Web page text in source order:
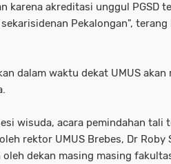
karena akreditasi unggul PGSD
Pekalongan", terang
dalam waktu dekat UMUS akan
wisuda, acara pemindahan tali
rektor UMUS Brebes, Dr Roby
dekan masing masing